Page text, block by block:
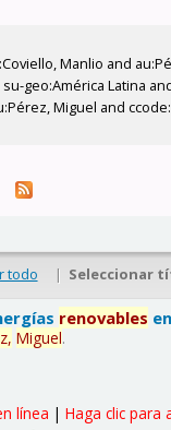
Manlio and
Latina
Miguel and
todo | Seleccionar
renovables
Miguel.
línea |Haga clic para